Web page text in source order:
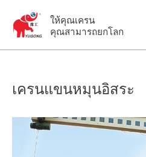
ให้คุณเครน
คุณสามารถยกโลก
จิ๊บเครน
เครนแขนหมุนอิสระ